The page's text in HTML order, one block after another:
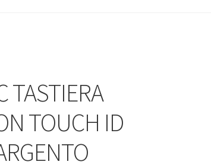
TASTIERA
TOUCH ID